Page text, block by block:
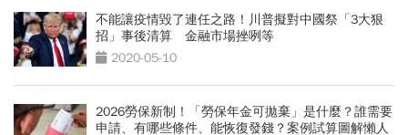
不能讓疫情毀了連任之路！川普擬對中國祭「3大狠
招」事後清算 金融市場挫咧等
2020-05-10
2026勞保新制！「勞保年金可拋棄」是什麼？誰需要
申請、有哪些條件、能恢復發錢？案例試算圖解懶人